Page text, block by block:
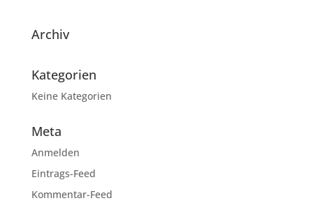
Archiv
Kategorien
Keine Kategorien
Meta
Anmelden
Eintrags-Feed
Kommentar-Feed